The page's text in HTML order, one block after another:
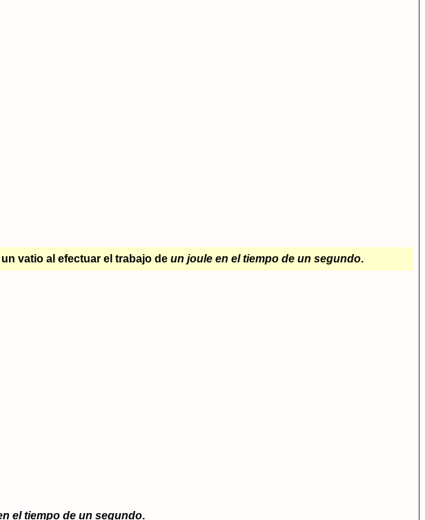
vatio al efectuar el trabajo de un joule en el tiempo de un segundo.
el tiempo de un segundo.